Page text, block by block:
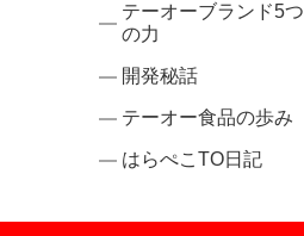
テーオーブランド5つ
の力
開発秘話
テーオー食品の歩み
はらぺこTO日記